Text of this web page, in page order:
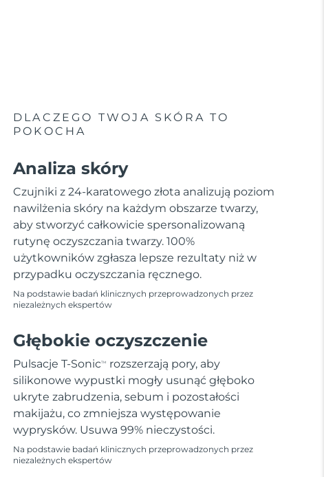
DLACZEGO TWOJA SKÓRA TO
POKOCHA
Analiza skóry
Czujniki z 24-karatowego złota analizują poziom
nawilżenia skóry na każdym obszarze twarzy,
aby stworzyć całkowicie spersonalizowaną
rutynę oczyszczania twarzy. 100%
użytkowników zgłasza lepsze rezultaty niż w
przypadku oczyszczania ręcznego.
Na podstawie badań klinicznych przeprowadzonych przez
niezależnych ekspertów
Głębokie oczyszczenie
Pulsacje T-SonicTM
rozszerzają pory, aby
silikonowe wypustki mogły usunąć głęboko
ukryte zabrudzenia, sebum i pozostałości
makijażu, co zmniejsza występowanie
wyprysków. Usuwa 99% nieczystości.
Na podstawie badań klinicznych przeprowadzonych przez
niezależnych ekspertów